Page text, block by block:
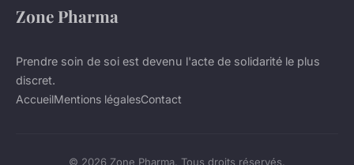
Zone Pharma
Prendre soin de soi est devenu l'acte de solidarité le plus
discret.
AccueilMentions légalesContact
© 2026 Zone Pharma. Tous droits réservés.